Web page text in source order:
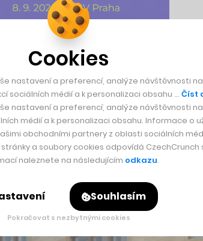
stavební společnosti Eurovia CS. Ta se
s architektonickou kanceláří
prvních nájemců bude Palác
nových kancelářských prostor obsadí dvě
uzavřít dlouhodobé partnerství s
i budoucí hodnoty,“
říká Peter Noack,
Cookies
nastavení a preferencí, analýze návštěvnosti
sociálních médií a k personalizaci obsahu … Číst
nastavení a preferencí, analýze návštěvnosti
médií a k personalizaci obsahu. Informace o
obchodními partnery z oblasti sociálních
a soubory cookies odpovídá CzechCrunch
naleznete na následujícím odkazu.
Souhlasím
Pokračovat s nezbytnými cookies